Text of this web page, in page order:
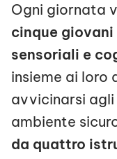
Ogni giornata
cinque
sensoriali e
insieme ai
avvicinarsi agli
ambiente
da quattro